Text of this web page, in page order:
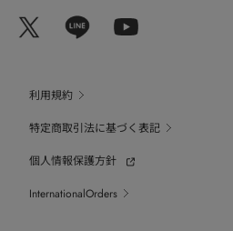
利用規約
特定商取引法に基づく表記
個人情報保護方針
InternationalOrders